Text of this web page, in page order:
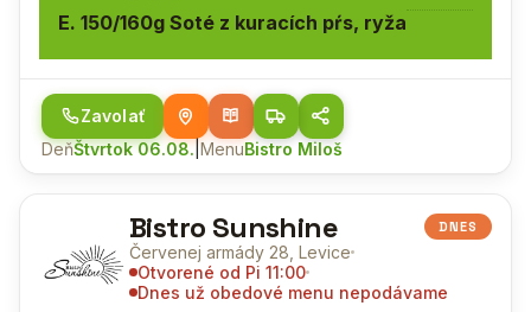
E. 150/160g Soté z kuracích pŕs, ryža
Zavolať
DeňŠtvrtok 06.08.|MenuBistro Miloš
Bistro Sunshine
Červenej armády 28, Levice
Otvorené od Pi 11:00
Dnes už obedové menu nepodávame
DNES